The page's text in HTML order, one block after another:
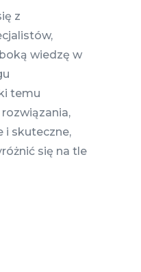
z
wiedzę w
temu
i skuteczne,
się na tle